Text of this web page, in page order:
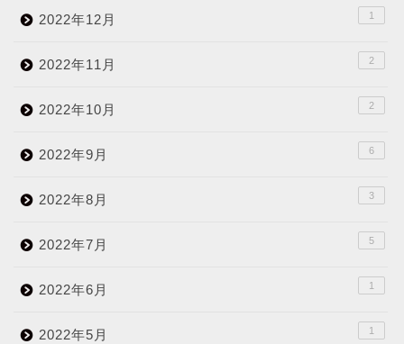
2022年12月 1
2022年11月 2
2022年10月 2
2022年9月 6
2022年8月 3
2022年7月 5
2022年6月 1
2022年5月 1